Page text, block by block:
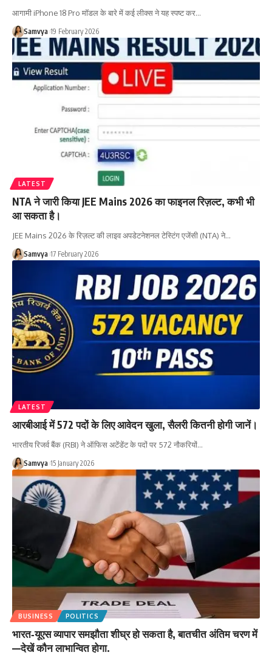
आगामी iPhone 18 Pro मॉडल के बारे में कई लीक्स ने यह स्पष्ट कर…
Samvya 19 February 2026
LATEST
NTA ने जारी किया JEE Mains 2026 का फाइनल रिज़ल्ट, कभी भी
आ सकता है।
JEE Mains 2026 के रिज़ल्ट की लाइव अपडेटनेशनल टेस्टिंग एजेंसी (NTA) ने…
Samvya 17 February 2026
LATEST
आरबीआई में 572 पदों के लिए आवेदन खुला, सैलरी कितनी होगी जानें।
भारतीय रिजर्व बैंक (RBI) ने ऑफिस अटेंडेंट के पदों पर 572 नौकरियों…
Samvya 15 January 2026
BUSINESS POLITICS
भारत‑यूएस व्यापार समझौता शीघ्र हो सकता है, बातचीत अंतिम चरण में
—देखें कौन लाभान्वित होगा.